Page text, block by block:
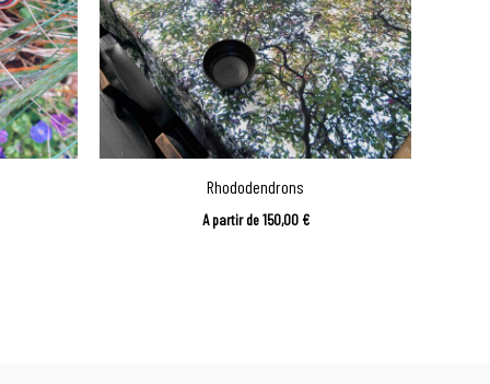
Rhododendrons
A partir de150,00 €